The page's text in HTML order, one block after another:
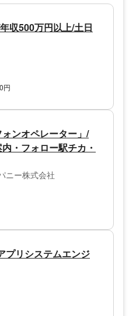
収500万円以上/土日
円
ンオペレーター」/
・フォロー駅チカ・
ニー株式会社
プリシステムエンジ